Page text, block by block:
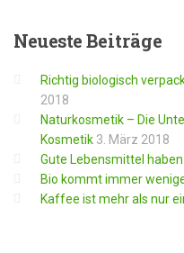
NeuesteBeiträge
Richtig biologisch
2018
Naturkosmetik – Die
Kosmetik 3. März 2018
Gute Lebensmittel
Bio kommt immer
Kaffee ist mehr als nur